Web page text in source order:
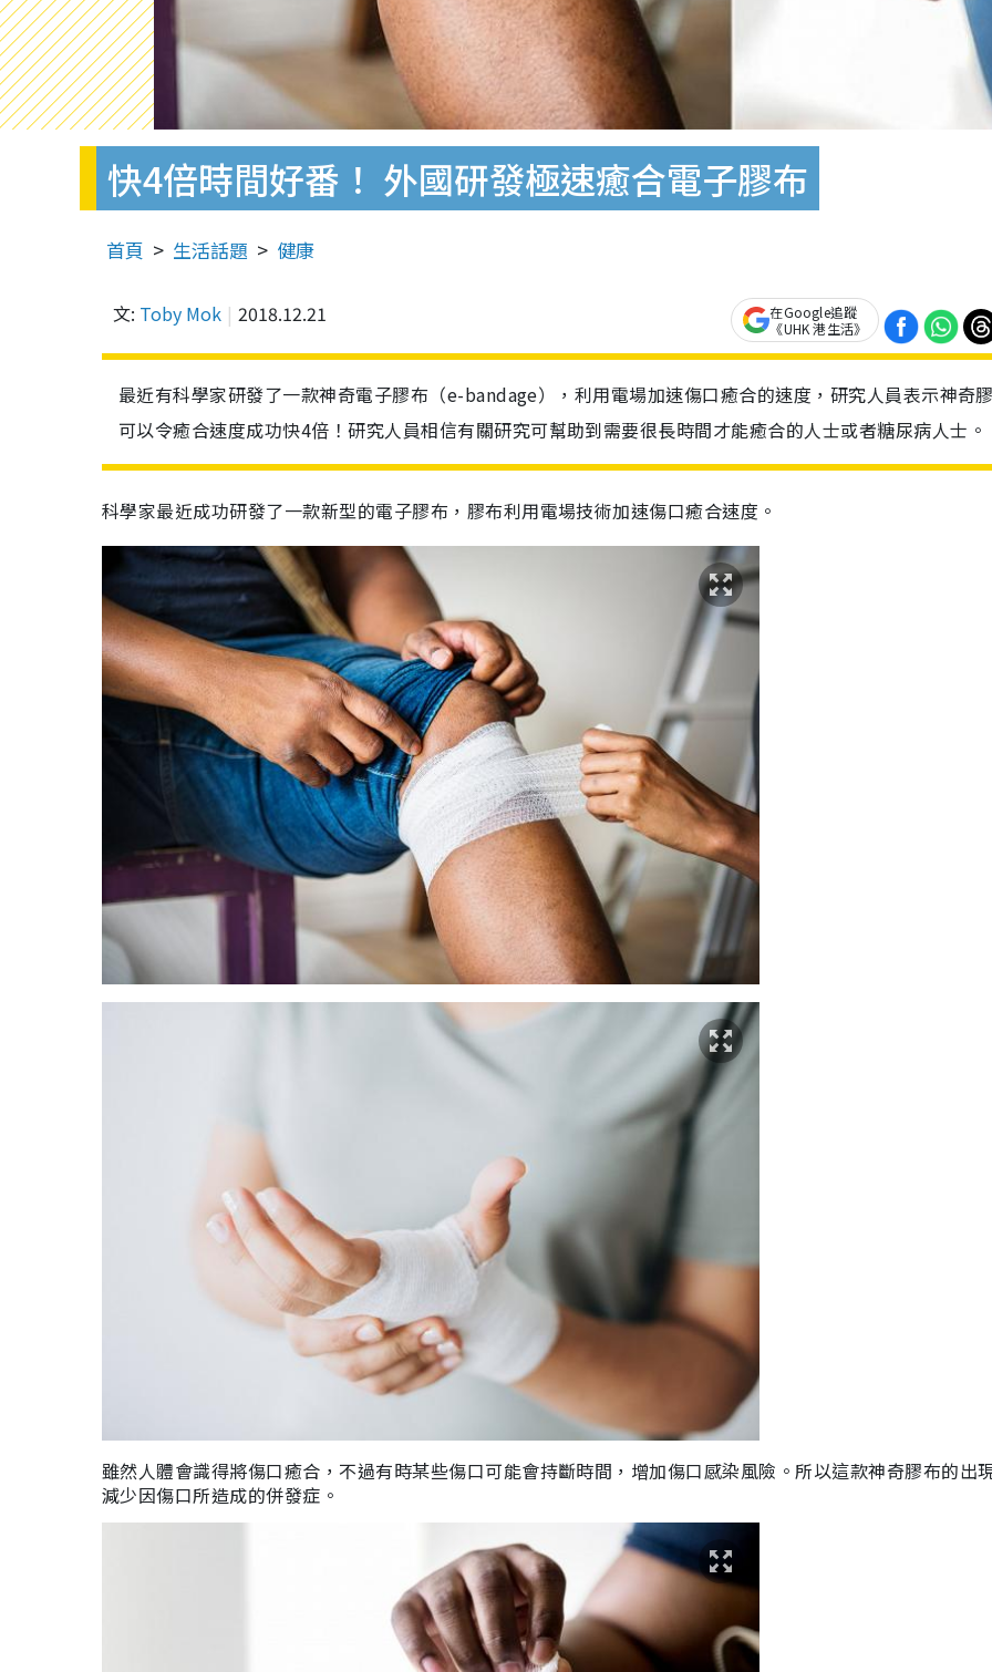
快4倍時間好番！ 外國研發極速癒合電子膠布
首頁 生活話題 健康
文: Toby Mok 2018.12.21
在Google追蹤
《UHK 港生活》
最近有科學家研發了一款神奇電子膠布（e-bandage），利用電場加速傷口癒合的速度，研究人員表示神奇
可以令癒合速度成功快4倍！研究人員相信有關研究可幫助到需要很長時間才能癒合的人士或者糖尿病人士。
科學家最近成功研發了一款新型的電子膠布，膠布利用電場技術加速傷口癒合速度。
雖然人體會識得將傷口癒合，不過有時某些傷口可能會持斷時間，增加傷口感染風險。所以這款神奇膠布的出
減少因傷口所造成的併發症 。